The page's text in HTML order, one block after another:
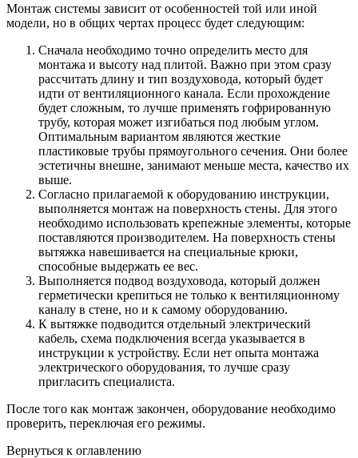
Монтаж системы зависит от особенностей той или иной
модели, но в общих чертах процесс будет следующим:
Сначала необходимо точно определить место для
монтажа и высоту над плитой. Важно при этом сразу
рассчитать длину и тип воздуховода, который будет
идти от вентиляционного канала. Если прохождение
будет сложным, то лучше применять гофрированную
трубу, которая может изгибаться под любым углом.
Оптимальным вариантом являются жесткие
пластиковые трубы прямоугольного сечения. Они более
эстетичны внешне, занимают меньше места, качество их
выше.
Согласно прилагаемой к оборудованию инструкции,
выполняется монтаж на поверхность стены. Для этого
необходимо использовать крепежные элементы, которые
поставляются производителем. На поверхность стены
вытяжка навешивается на специальные крюки,
способные выдержать ее вес.
Выполняется подвод воздуховода, который должен
герметически крепиться не только к вентиляционному
каналу в стене, но и к самому оборудованию.
К вытяжке подводится отдельный электрический
кабель, схема подключения всегда указывается в
инструкции к устройству. Если нет опыта монтажа
электрического оборудования, то лучше сразу
пригласить специалиста.
После того как монтаж закончен, оборудование необходимо
проверить, переключая его режимы.
Вернуться к оглавлению